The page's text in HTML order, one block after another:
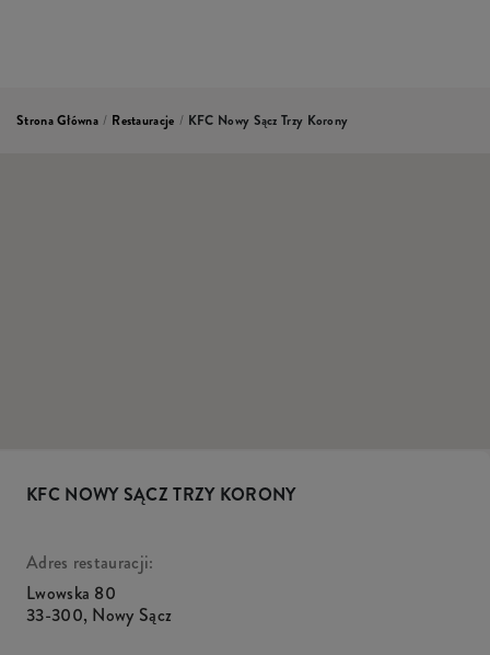
Strona Główna / Restauracje / KFC Nowy Sącz Trzy Korony
KFC NOWY SĄCZ TRZY KORONY
Adres restauracji:
Lwowska 80
33-300, Nowy Sącz